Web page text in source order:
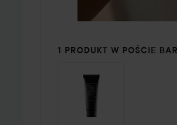
1 PRODUKT W POŚCIE